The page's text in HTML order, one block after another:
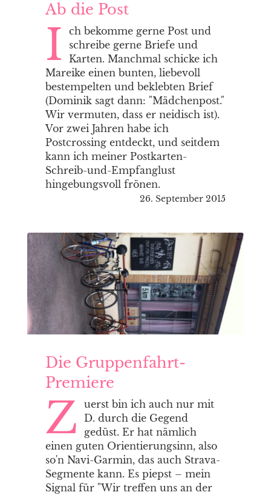
Ab die Post
I
ch bekomme gerne Post und
schreibe gerne Briefe und
Karten. Manchmal schicke ich
Mareike einen bunten, liebevoll
bestempelten und beklebten Brief
(Dominik sagt dann: "Mädchenpost."
Wir vermuten, dass er neidisch ist).
Vor zwei Jahren habe ich
Postcrossing entdeckt, und seitdem
kann ich meiner Postkarten-
Schreib-und-Empfanglust
hingebungsvoll frönen.
26. September 2015
Die Gruppenfahrt-
Premiere
Z
uerst bin ich auch nur mit
D. durch die Gegend
gedüst. Er hat nämlich
einen guten Orientierungsinn, also
so'n Navi-Garmin, das auch Strava-
Segmente kann. Es piepst – mein
Signal für "Wir treffen uns an der